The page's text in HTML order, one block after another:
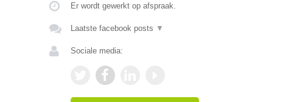
Er wordt gewerkt op afspraak.
Laatste facebook posts ▼
Sociale media: